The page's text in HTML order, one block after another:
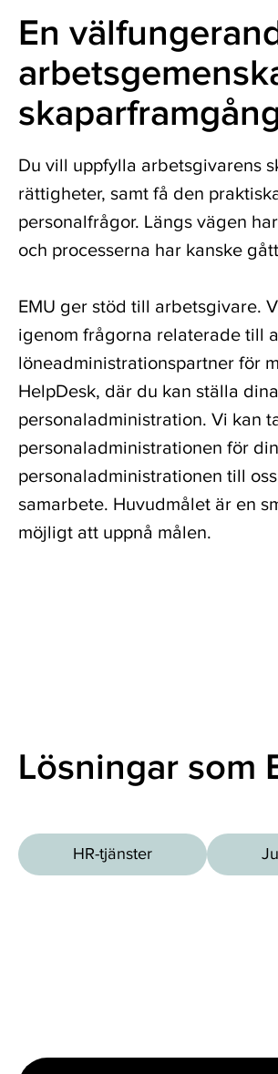
företagsförvärv
Avveckling
av
tjänster
inom
ekonomistyrning,
HR,
juridik,
och
skatt.
mer
En
Du vill uppfylla arbetsgivarens
rättigheter, samt få den
personalfrågor. Längs vägen
och processerna har kanske
EMU ger stöd till arbetsgivare.
igenom frågorna relaterade till
löneadministrationspartner för
HelpDesk, där du kan ställa
personaladministration. Vi kan
personaladministrationen för
personaladministrationen till
samarbete. Huvudmålet är en
möjligt att uppnå målen.
Lösningar som
HR-tjänster